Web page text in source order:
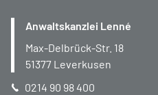
Anwaltskanzlei Lenné
Max-Delbrück-Str. 18
51377 Leverkusen
0214 90 98 400